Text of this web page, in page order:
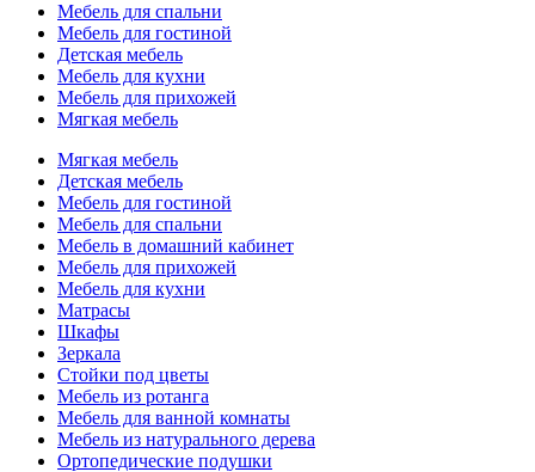
Мебель для спальни
Мебель для гостиной
Детская мебель
Мебель для кухни
Мебель для прихожей
Мягкая мебель
Мягкая мебель
Детская мебель
Мебель для гостиной
Мебель для спальни
Мебель в домашний кабинет
Мебель для прихожей
Мебель для кухни
Матрасы
Шкафы
Зеркала
Стойки под цветы
Мебель из ротанга
Мебель для ванной комнаты
Мебель из натурального дерева
Ортопедические подушки